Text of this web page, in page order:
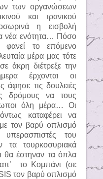
των οργανώσεων
και ιρανικού
η εισβολή
νέα ενότητα… Πόσο
φανεί το επόμενο
μέρα μας τότε
άκρη διέτρεξε την
έρχονται οι
τις δουλειές
δρόμους να τους
όλη μέρα… Οι
καταφέρει να
τον βαρύ οπλισμό
του
τα τουρκοσυριακά
θα έστηναν τα όπλα
το Κομπάνι (σε
τον βαρύ οπλισμό